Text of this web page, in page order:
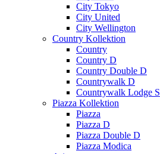
City Tokyo
City United
City Wellington
Country Kollektion
Country
Country D
Country Double D
Countrywalk D
Countrywalk Lodge S
Piazza Kollektion
Piazza
Piazza D
Piazza Double D
Piazza Modica